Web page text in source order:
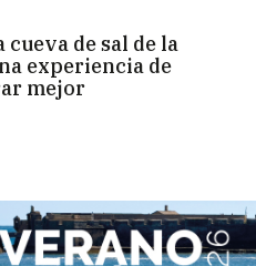
de sal de la
experiencia de
mejor